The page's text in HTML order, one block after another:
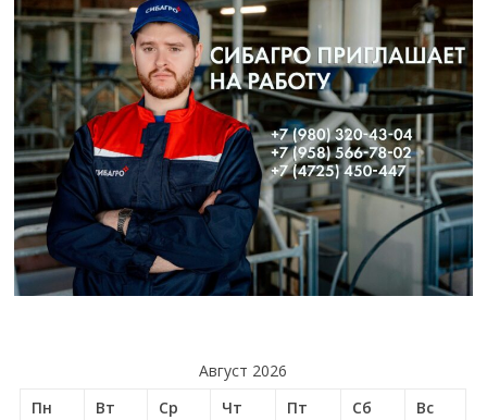
Август 2026
Пн
Вт Ср Чт Пт Сб
Вс